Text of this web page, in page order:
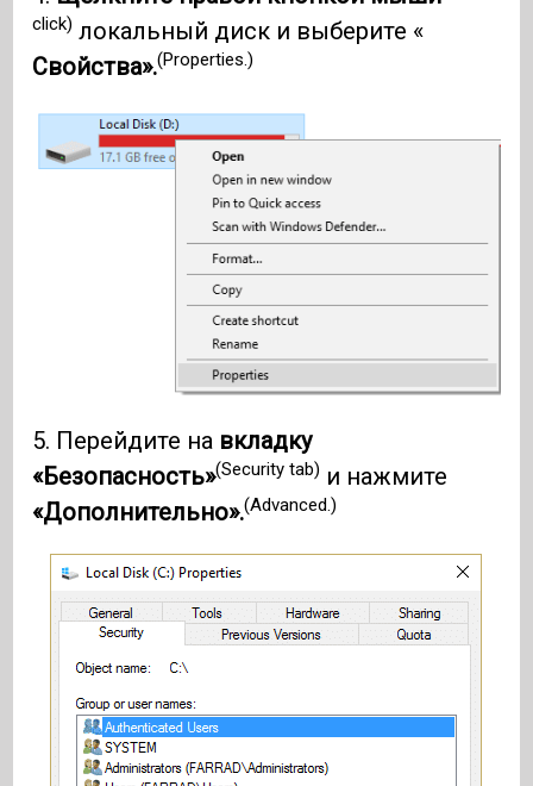
click) локальный диск и выберите «
Свойства».(Properties.)
5. Перейдите на вкладку
«Безопасность»(Security tab) и нажмите
«Дополнительно».(Advanced.)